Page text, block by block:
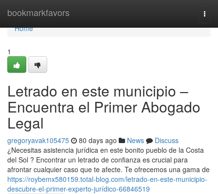
bookmarkfavors
Home
Home
1
Letrado en este municipio –
Encuentra el Primer Abogado
Legal
gregoryavak105475 80 days ago News
Discuss
¿Necesitas asistencia jurídica en este bonito pueblo de la Costa
del Sol ? Encontrar un letrado de confianza es crucial para
afrontar cualquier caso que te afecte. Te ofrecemos una gama de
https://roybemx580159.total-blog.com/letrado-en-este-municipio-
descubre-el-primer-experto-jurídico-66846519